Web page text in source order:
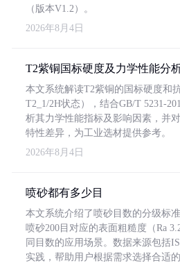
（版本V1.2）。
2026年8月4日
T2紫铜国标硬度及力学性能分
本文系统解读T2紫铜的国标硬度和
T2_1/2H状态），结合GB/T 5231-
析其力学性能指标及影响因素，并
特性差异，为工业选材提供参考。
2026年8月4日
喷砂都有多少目
本文系统介绍了喷砂目数的分级标
喷砂200目对应的表面粗糙度（Ra
同目数的应用场景。数据来源包括
实践，帮助用户根据需求选择合适的